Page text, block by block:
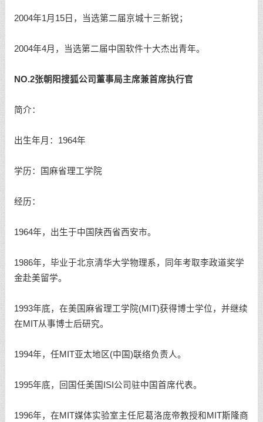
2004年1月15日，当选第二届京城十三新锐；
2004年4月，当选第二届中国软件十大杰出青年。
NO.2张朝阳搜狐公司董事局主席兼首席执行官
简介：
出生年月：1964年
学历：国麻省理工学院
经历：
1964年，出生于中国陕西省西安市。
1986年，毕业于北京清华大学物理系，同年考取李政道奖学
金赴美留学。
1993年底，在美国麻省理工学院(MIT)获得博士学位，并继续
在MIT从事博士后研究。
1994年，任MIT亚太地区(中国)联络负责人。
1995年底，回国任美国ISI公司驻中国首席代表。
1996年，在MIT媒体实验室主任尼葛洛庞帝教授和MIT斯隆商